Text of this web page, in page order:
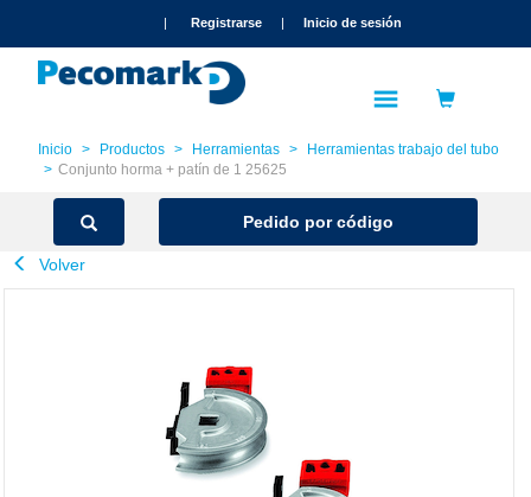
| Registrarse | Inicio de sesión
Inicio Productos Herramientas
Herramientas trabajo del tubo
Conjunto horma + patín de 1 25625
Pedido por código
Volver